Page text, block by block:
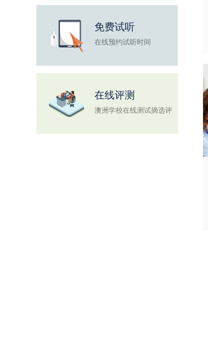
免费试听
在线预约试听时间
在线评测
澳洲学校在线测试摘选评